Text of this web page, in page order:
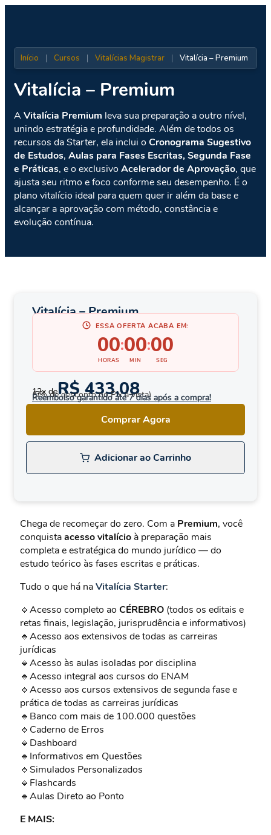
Início | Cursos | Vitalícias Magistrar | Vitalícia – Premium
Vitalícia – Premium
A Vitalícia Premium leva sua preparação a outro nível,
unindo estratégia e profundidade. Além de todos os
recursos da Starter, ela inclui o Cronograma Sugestivo
de Estudos, Aulas para Fases Escritas, Segunda Fase
e Práticas, e o exclusivo Acelerador de Aprovação, que
ajusta seu ritmo e foco conforme seu desempenho. É o
plano vitalício ideal para quem quer ir além da base e
alcançar a aprovação com método, constância e
evolução contínua.
Chega de recomeçar do zero. Com a Premium, você
conquistaacesso vitalício à preparação mais
completa e estratégica do mundo jurídico — do
estudo teórico às fases escritas e práticas.
Tudo o que há naVitalícia Starter:
🔹Acesso completo ao CÉREBRO (todos os editais e
retas finais, legislação, jurisprudência e informativos)
🔹Acesso aos extensivos de todas as carreiras
jurídicas
🔹Acesso às aulas isoladas por disciplina
🔹Acesso integral aos cursos do ENAM
🔹Acesso aos cursos extensivos de segunda fase e
prática de todas as carreiras jurídicas
🔹Banco com mais de 100.000 questões
🔹Caderno de Erros
🔹Dashboard
🔹Informativos em Questões
🔹Simulados Personalizados
🔹Flashcards
🔹Aulas Direto ao Ponto
E MAIS:
Vitalícia – Premium
ESSA OFERTA ACABA EM:
00
HORAS
:00
MIN
:00
SEG
12x deR$ 433,08
(5% de desconto no Pix à vista)
Reembolso garantido até 7 dias após a compra!
Comprar Agora
Adicionar ao Carrinho